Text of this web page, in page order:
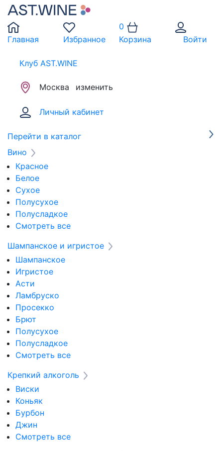
Главная Избранное
0
Корзина
Войти
Клуб AST.WINE
Москва изменить
Личный кабинет
Перейти в каталог
Вино
Красное
Белое
Сухое
Полусухое
Полусладкое
Смотреть все
Шампанское и игристое
Шампанское
Игристое
Асти
Ламбруско
Просекко
Брют
Полусухое
Полусладкое
Смотреть все
Крепкий алкоголь
Виски
Коньяк
Бурбон
Джин
Смотреть все